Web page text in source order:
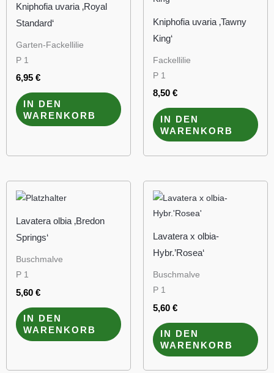
Kniphofia uvaria ‚Royal
Standard‘
Garten-Fackellilie
P 1
6,95 €
IN DEN
WARENKORB
Kniphofia uvaria ‚Tawny
King‘
Fackellilie
P 1
8,50 €
IN DEN
WARENKORB
Lavatera olbia ‚Bredon
Springs‘
Buschmalve
P 1
5,60 €
IN DEN
WARENKORB
Lavatera x olbia-
Hybr.’Rosea‘
Buschmalve
P 1
5,60 €
IN DEN
WARENKORB